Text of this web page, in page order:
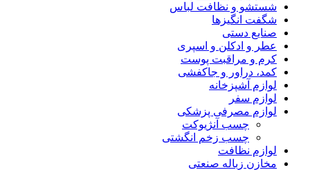
شستشو و نظافت لباس
شگفت انگیزها
صنایع دستی
عطر و ادکلن و اسپری
کرم و مراقبت پوست
کمد، دراور و جاکفشی
لوازم آشپزخانه
لوازم سفر
لوازم مصرفی پزشکی
چسب آنژیوکت
چسب زخم انگشتی
لوازم نظافت
مخازن زباله صنعتی